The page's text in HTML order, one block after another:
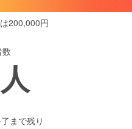
ア
200,000円
人
まで残り